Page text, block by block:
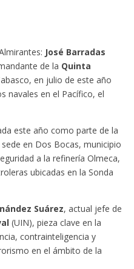
José Barradas
de la Quinta
en julio de este año
navales en el Pacífico, el
este año como parte de la
en Dos Bocas, municipio
a la refinería Olmeca,
ubicadas en la Sonda
Suárez, actual jefe de
(UIN), pieza clave en la
contrainteligencia y
en el ámbito de la